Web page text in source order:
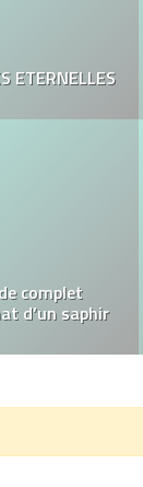
du
de tigre